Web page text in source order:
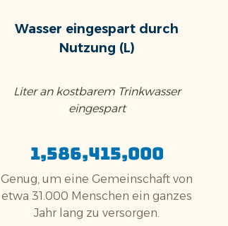
Wasser eingespart durch
Nutzung (L)
Liter an kostbarem Trinkwasser
eingespart
1,586,415,000
Genug, um eine Gemeinschaft von
etwa 31.000 Menschen ein ganzes
Jahr lang zu versorgen.